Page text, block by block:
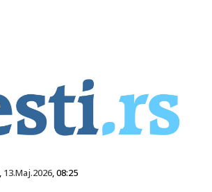
, 13.Maj.2026, 08:25